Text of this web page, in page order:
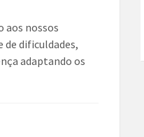
aos nossos
de dificuldades,
adaptando os